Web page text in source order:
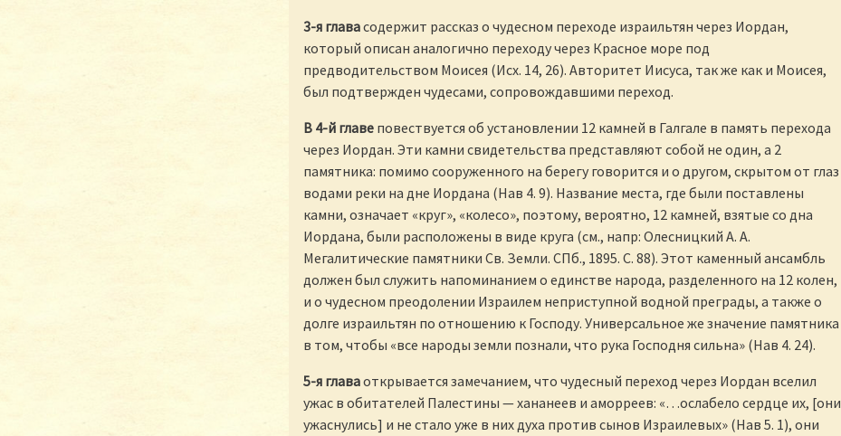
3-я главасодержит рассказ о чудесном переходе израильтян через Иордан,
который описан аналогично переходу через Красное море под
предводительством Моисея (Исх. 14, 26). Авторитет Иисуса, так же как и Моисея,
был подтвержден чудесами, сопровождавшими переход.
В 4-й главе повествуется об установлении 12 камней в Галгале в память перехода
через Иордан. Эти камни свидетельства представляют собой не один, а 2
памятника: помимо сооруженного на берегу говорится и о другом, скрытом от глаз
водами реки на дне Иордана (Нав 4. 9). Название места, где были поставлены
камни, означает «круг», «колесо», поэтому, вероятно, 12 камней, взятые со дна
Иордана, были расположены в виде круга (см., напр: Олесницкий А. А.
Мегалитические памятники Св. Земли. СПб., 1895. С. 88). Этот каменный ансамбль
должен был служить напоминанием о единстве народа, разделенного на 12 колен,
и о чудесном преодолении Израилем неприступной водной преграды, а также о
долге израильтян по отношению к Господу. Универсальное же значение памятника
в том, чтобы «все народы земли познали, что рука Господня сильна» (Нав 4. 24).
5-я главаоткрывается замечанием, что чудесный переход через Иордан вселил
ужас в обитателей Палестины — хананеев и аморреев: «…ослабело сердце их, [они
ужаснулись] и не стало уже в них духа против сынов Израилевых» (Нав 5. 1), они